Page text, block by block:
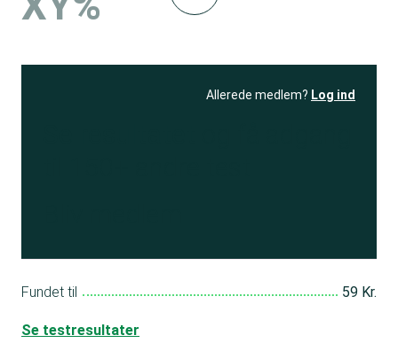
Allerede medlem? Log ind
Fundet til 59 Kr.
Se testresultater